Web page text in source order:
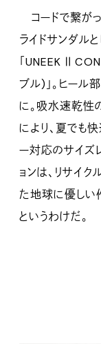
コードで繋が
ライドサンダル
「UNEEK Ⅱ
ブル)」。ヒール
に。吸水速乾性
により、夏でも
ー対応のサイズ
ョンは、リサイ
た地球に優しい
というわけだ。